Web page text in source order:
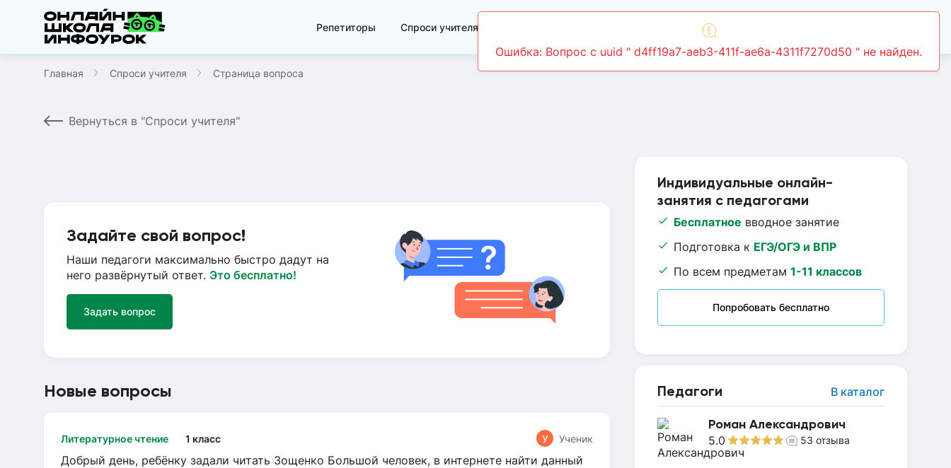
Репетиторы Спроси учителя
Главная Спроси учителя Страница вопроса
Вернуться в "Спроси учителя"
Индивидуальные онлайн-
занятия с педагогами
Бесплатное вводное занятие
Подготовка к ЕГЭ/ОГЭ и ВПР
По всем предметам 1-11 классов
Попробовать бесплатно
Педагоги В каталог
Роман Александрович
5.0 53 отзыва
Задайте свой вопрос!
Наши педагоги максимально быстро дадут на
него развёрнутый ответ. Это бесплатно!
Задать вопрос
Новые вопросы
Литературное чтение 1 класс У Ученик
Добрый день, ребёнку задали читать Зощенко Большой человек, в интернете найти данный